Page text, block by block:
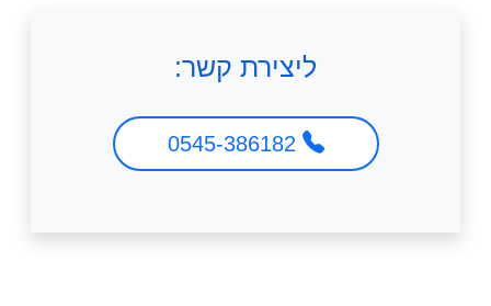
ליצירת קשר: